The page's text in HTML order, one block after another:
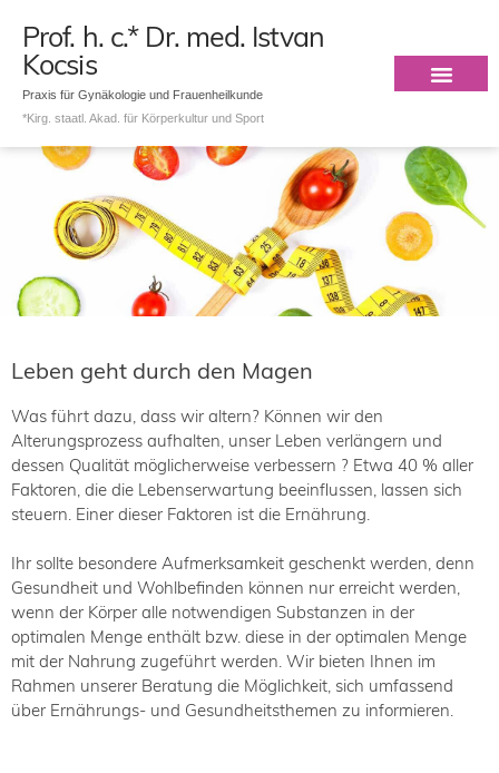
Prof. h. c.* Dr. med. Istvan
Kocsis
Praxis für Gynäkologie und Frauenheilkunde
*Kirg. staatl. Akad. für Körperkultur und Sport
Leben geht durch den Magen
Was führt dazu, dass wir altern? Können wir den
Alterungsprozess aufhalten, unser Leben verlängern und
dessen Qualität möglicherweise verbessern ? Etwa 40 % aller
Faktoren, die die Lebenserwartung beeinflussen, lassen sich
steuern. Einer dieser Faktoren ist die Ernährung.
Ihr sollte besondere Aufmerksamkeit geschenkt werden, denn
Gesundheit und Wohlbefinden können nur erreicht werden,
wenn der Körper alle notwendigen Substanzen in der
optimalen Menge enthält bzw. diese in der optimalen Menge
mit der Nahrung zugeführt werden. Wir bieten Ihnen im
Rahmen unserer Beratung die Möglichkeit, sich umfassend
über Ernährungs- und Gesundheitsthemen zu informieren.